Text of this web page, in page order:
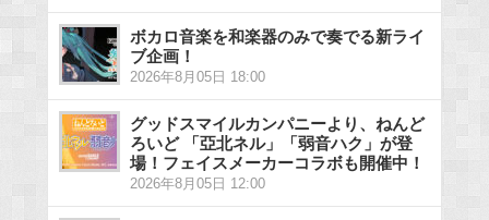
ボカロ音楽を和楽器のみで奏でる新ライ
ブ企画！
2026年8月05日 18:00
グッドスマイルカンパニーより、ねんど
ろいど 「亞北ネル」「弱音ハク」が登
場！フェイスメーカーコラボも開催中！
2026年8月05日 12:00